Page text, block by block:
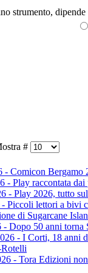
strumento, dipende
#
Comicon Bergamo
Play raccontata
- Play 2026, tutto
Piccoli lettori a bivi
di Sugarcane
50 anni torna
- I Corti, 18 anni
Rotelli
- Tora Edizioni